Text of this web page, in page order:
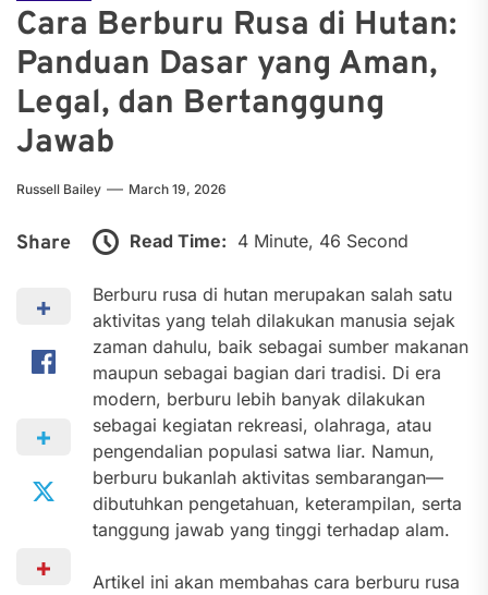
Cara Berburu Rusa di Hutan:
Panduan Dasar yang Aman,
Legal, dan Bertanggung
Jawab
Russell Bailey March 19, 2026
Share Read Time: 4 Minute, 46 Second
Berburu rusa di hutan merupakan salah satu
aktivitas yang telah dilakukan manusia sejak
zaman dahulu, baik sebagai sumber makanan
maupun sebagai bagian dari tradisi. Di era
modern, berburu lebih banyak dilakukan
sebagai kegiatan rekreasi, olahraga, atau
pengendalian populasi satwa liar. Namun,
berburu bukanlah aktivitas sembarangan—
dibutuhkan pengetahuan, keterampilan, serta
tanggung jawab yang tinggi terhadap alam.
Artikel ini akan membahas cara berburu rusa